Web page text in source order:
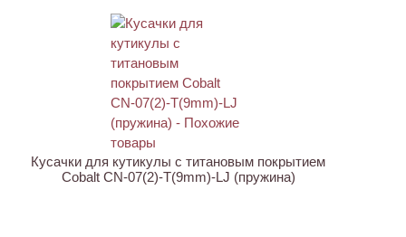
Кусачки для кутикулы с титановым покрытием
Cobalt CN-07(2)-T(9mm)-LJ (пружина)